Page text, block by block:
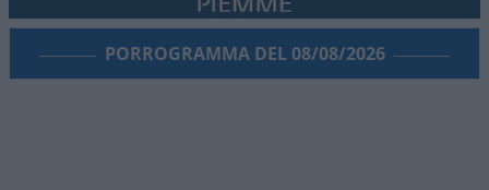
PORROGRAMMA DEL 08/08/2026